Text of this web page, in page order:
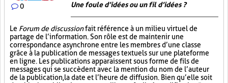
0 Une foule d’idées ou un fil d’idées ?
Le Forum de discussionfait référence à un milieu virtuel de
partage de l’information. Son rôle est de maintenir une
correspondance asynchrone entre les membres d’une classe
grâce à la publication de messages textuels sur une plateforme
en ligne. Les publications apparaissent sous forme de fils de
messages qui se succèdent avec la mention du nom de l’auteur
de la publication, la date et l’heure de diffusion. Bien qu’elle soit